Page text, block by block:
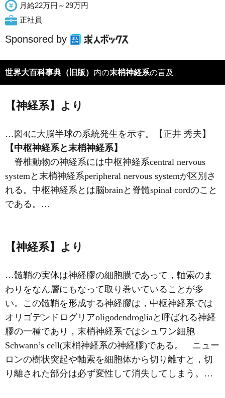
月給22万円～29万円
正社員
Sponsored by
世界大百科事典（旧版） 内の末梢神経系の言及
【神経系】より
…図4に大脳半球の系統発生を示す。【正井 秀夫】
【中枢神経系と末梢神経系】
脊椎動物の神経系には中枢神経系central nervous
systemと末梢神経系peripheral nervous systemが区別さ
れる。中枢神経系とは脳brainと 脊髄spinal cordのこと
である。…
【神経系】より
…髄鞘の実体は神経膠の細胞膜であって，軸索のま
わりをなん層にもなって取り巻いていることが多
い。この髄鞘を形成する神経膠は，中枢神経系では
オリゴデンドログリアoligodendrogliaと呼ばれる神経
膠の一種であり，末梢神経系ではシュワン細胞
Schwann’s cell(末梢神経系の神経膠)である。 ニュー
ロンの樹状突起や軸索を細胞体から切り離すと，切
り離された部分は必ず変性して消失してしまう。…